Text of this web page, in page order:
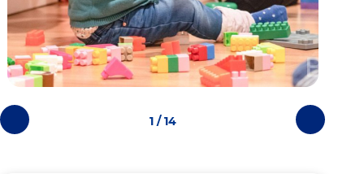
Photos
précédentes
Photos
suivantes
1 / 14